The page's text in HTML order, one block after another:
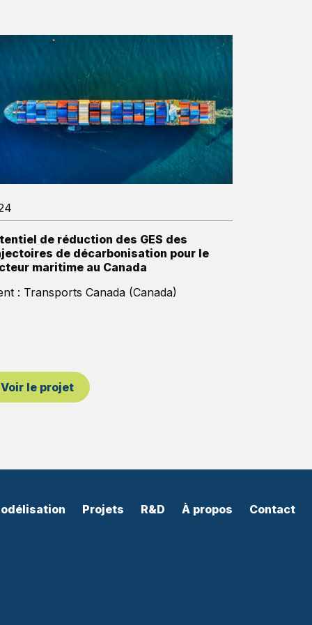
de réduction des GES des
de décarbonisation pour le
maritime au Canada
: Transports Canada (Canada)
Voir le projet
Projets R&D À propos Contact